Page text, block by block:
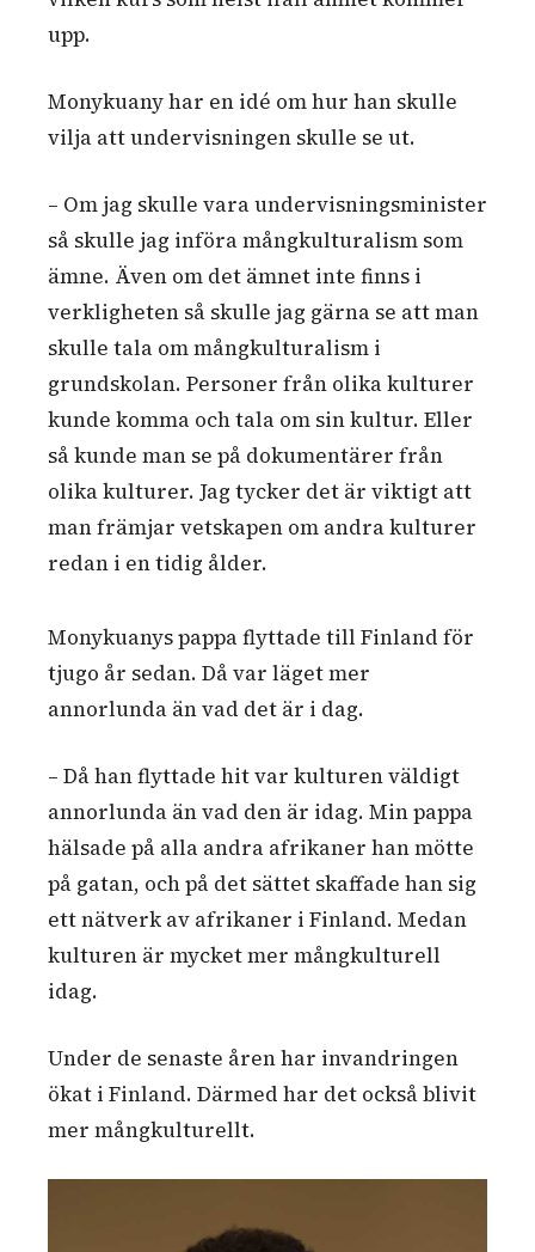
upp.
Monykuany har en idé om hur han skulle
vilja att undervisningen skulle se ut.
– Om jag skulle vara undervisningsminister
så skulle jag införa mångkulturalism som
ämne. Även om det ämnet inte finns i
verkligheten så skulle jag gärna se att man
skulle tala om mångkulturalism i
grundskolan. Personer från olika kulturer
kunde komma och tala om sin kultur. Eller
så kunde man se på dokumentärer från
olika kulturer. Jag tycker det är viktigt att
man främjar vetskapen om andra kulturer
redan i en tidig ålder.
Monykuanys pappa flyttade till Finland för
tjugo år sedan. Då var läget mer
annorlunda än vad det är i dag.
– Då han flyttade hit var kulturen väldigt
annorlunda än vad den är idag. Min pappa
hälsade på alla andra afrikaner han mötte
på gatan, och på det sättet skaffade han sig
ett nätverk av afrikaner i Finland. Medan
kulturen är mycket mer mångkulturell
idag.
Under de senaste åren har invandringen
ökat i Finland. Därmed har det också blivit
mer mångkulturellt.